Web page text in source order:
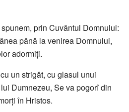
prin Cuvântul Domnului:
până la venirea Domnului,
adormiţi.
un strigăt, cu glasul unui
Dumnezeu, Se va pogorî din
în Hristos.